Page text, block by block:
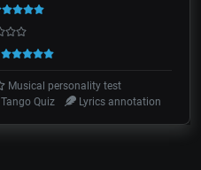
Musical personality test
Tango Quiz Lyrics annotation